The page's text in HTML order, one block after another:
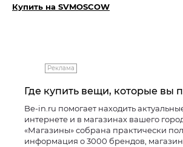
Купить на SVMOSCOW
Реклама
Где купить вещи, которые вы
Be-in.ru помогает находить
интернете и в магазинах вашего
«Магазины» собрана практически
информация о 3000 брендов,